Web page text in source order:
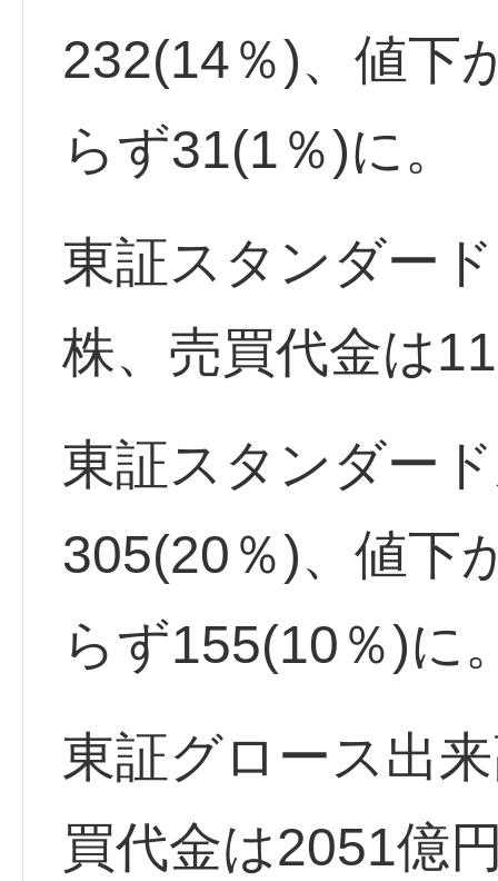
232(14％)、値下
らず31(1％)に。
東証スタンダー
株、売買代金は
東証スタンダー
305(20％)、値下
らず155(10％)に
東証グロース出
買代金は2051億